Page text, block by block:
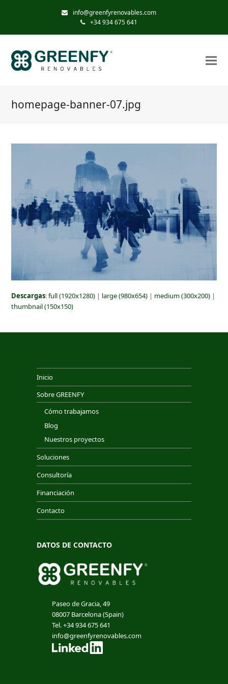
info@greenfyrenovables.com
+34 934 675 641
homepage-banner-07.jpg
Descargas:full (1920x1280) | large (980x654) | medium (300x200) |
thumbnail (150x150)
Inicio
Sobre GREENFY
Cómo trabajamos
Blog
Nuestros proyectos
Soluciones
Consultoría
Financiación
Contacto
DATOS DE CONTACTO
Paseo de Gracia, 49
08007 Barcelona (Spain)
Tel. +34 934 675 641
info@greenfyrenovables.com